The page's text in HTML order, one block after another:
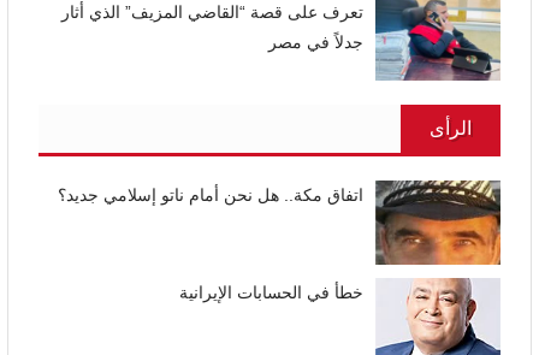
تعرف على قصة “القاضي المزيف” الذي أثار
جدلاً في مصر
الرأى
اتفاق مكة.. هل نحن أمام ناتو إسلامي جديد؟
خطأ في الحسابات الإيرانية